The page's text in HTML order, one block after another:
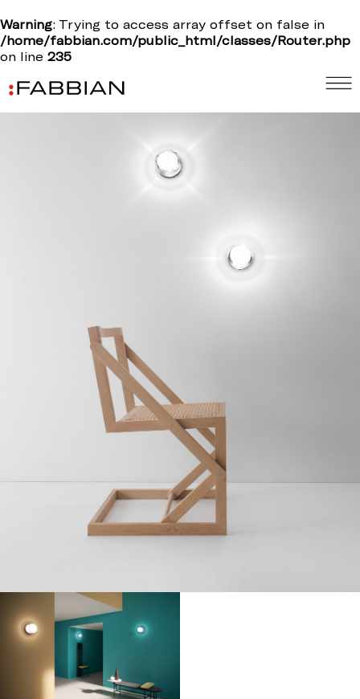
Warning: Trying to access array offset on false in
/home/fabbian.com/public_html/classes/Router.php
on line 235